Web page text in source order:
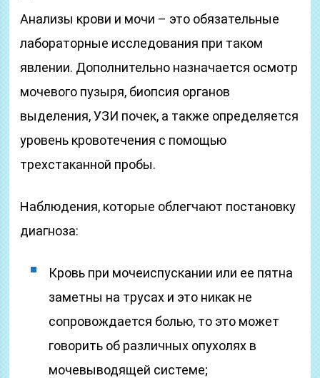
Анализы крови и мочи – это обязательные
лабораторные исследования при таком
явлении. Дополнительно назначается осмотр
мочевого пузыря, биопсия органов
выделения, УЗИ почек, а также определяется
уровень кровотечения с помощью
трехстаканной пробы.
Наблюдения, которые облегчают постановку
диагноза:
Кровь при мочеиспускании или ее пятна
заметны на трусах и это никак не
сопровождается болью, то это может
говорить об различных опухолях в
мочевыводящей системе;